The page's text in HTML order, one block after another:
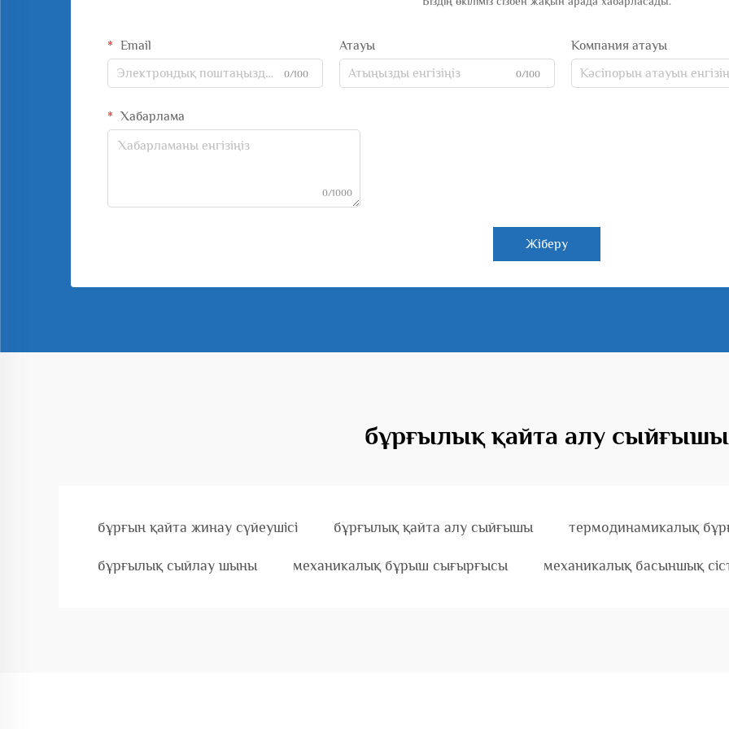
Email
0/100
Атауы
0/100
Компания атауы
Хабарлама
0/1000
Жіберу
бұрғылық қайта алу сыйғышы
бұрғын қайта жинау сүйеушісі бұрғылық қайта алу сыйғышы термодинамикалық
бұрғылық сыйлау шыны механикалық бұрыш сығырғысы механикалық басыншық